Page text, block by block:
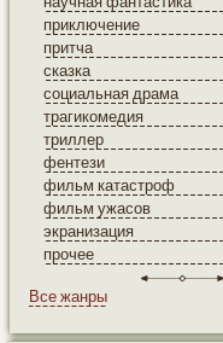
приключение
притча
сказка
социальная драма
трагикомедия
триллер
фентези
фильм катастроф
фильм ужасов
экранизация
прочее
Все жанры